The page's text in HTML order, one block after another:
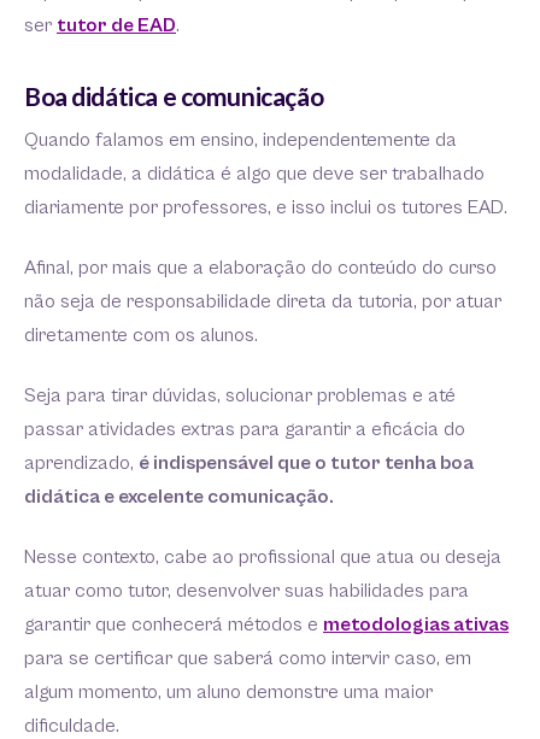
ser tutor de EAD.
Boa didática e comunicação
Quando falamos em ensino, independentemente da
modalidade, a didática é algo que deve ser trabalhado
diariamente por professores, e isso inclui os tutores EAD.
Afinal, por mais que a elaboração do conteúdo do curso
não seja de responsabilidade direta da tutoria, por atuar
diretamente com os alunos.
Seja para tirar dúvidas, solucionar problemas e até
passar atividades extras para garantir a eficácia do
aprendizado, é indispensável que o tutor tenha boa
didática e excelente comunicação.
Nesse contexto, cabe ao profissional que atua ou deseja
atuar como tutor, desenvolver suas habilidades para
garantir que conhecerá métodos e metodologias ativas
para se certificar que saberá como intervir caso, em
algum momento, um aluno demonstre uma maior
dificuldade.